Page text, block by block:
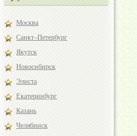
Москва
Санкт–Петербург
Якутск
Новосибирск
Элиста
Екатеринбург
Казань
Челябинск